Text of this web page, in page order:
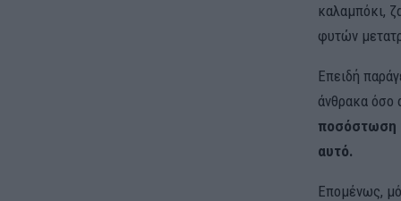
καλαμπόκι,
φυτών
Επειδή
άνθρακα όσο
ποσόστωση
αυτό.
Επομένως,